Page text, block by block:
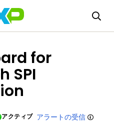
for
SPI
アクティブ アラートの受信